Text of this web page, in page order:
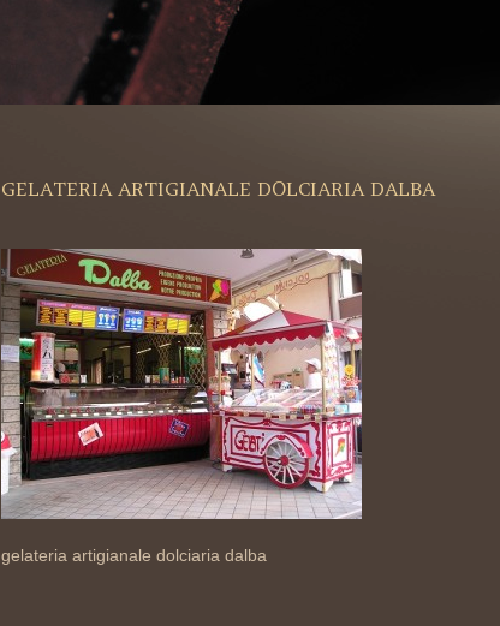
GELATERIA ARTIGIANALE DOLCIARIA DALBA
gelateria artigianale dolciaria dalba